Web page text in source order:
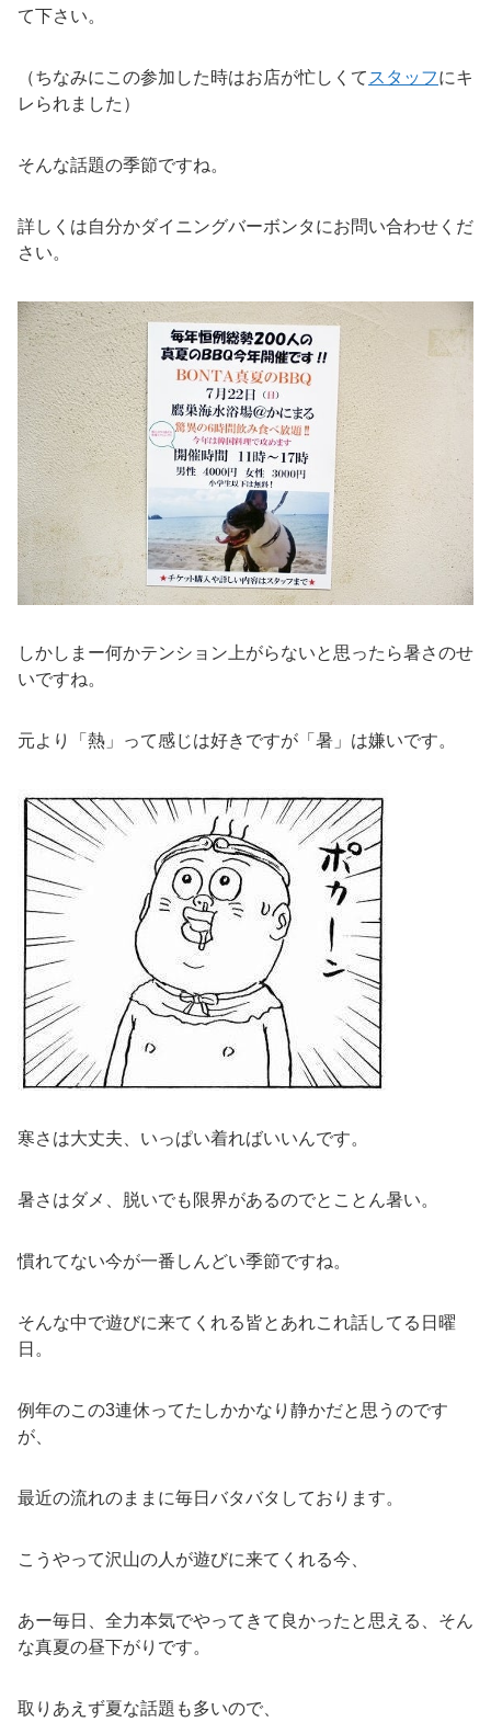
て下さい。
（ちなみにこの参加した時はお店が忙しくて スタッフにキ
レられました）
そんな話題の季節ですね。
詳しくは自分かダイニングバーボンタにお問い合わせくだ
さい。
しかしまー何かテンション上がらないと思ったら暑さのせ
いですね。
元より「熱」って感じは好きですが「暑」は嫌いです。
寒さは大丈夫、いっぱい着ればいいんです。
暑さはダメ、脱いでも限界があるのでとことん暑い。
慣れてない今が一番しんどい季節ですね。
そんな中で遊びに来てくれる皆とあれこれ話してる日曜
日。
例年のこの3連休ってたしかかなり静かだと思うのです
が、
最近の流れのままに毎日バタバタしております。
こうやって沢山の人が遊びに来てくれる今、
あー毎日、全力本気でやってきて良かったと思える、そん
な真夏の昼下がりです。
取りあえず夏な話題も多いので、